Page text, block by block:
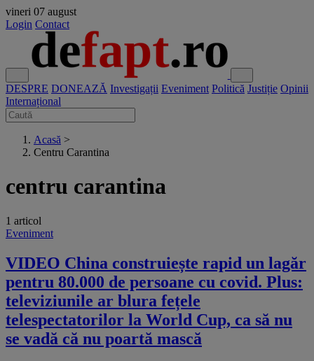
vineri 07 august
Login Contact
DESPRE DONEAZĂ Investigații Eveniment Politică Justiție Opinii
Internațional
Acasă >
Centru Carantina
centru carantina
1 articol
Eveniment
VIDEO China construiește rapid un lagăr
pentru 80.000 de persoane cu covid. Plus:
televiziunile ar blura fețele
telespectatorilor la World Cup, ca să nu
se vadă că nu poartă mască